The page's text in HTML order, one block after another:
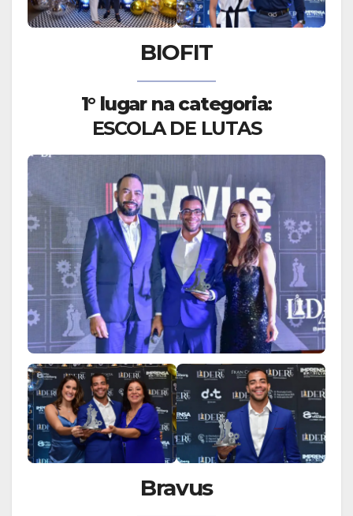
BIOFIT
1° lugar na categoria:
ESCOLA DE LUTAS
Bravus